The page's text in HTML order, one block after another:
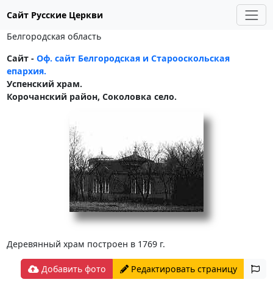
Сайт Русские Церкви
Белгородская область
Сайт - Оф. сайт Белгородская и Старооскольская
епархия.
Успенский храм.
Корочанский район, Соколовка село.
Деревянный храм построен в 1769 г.
Добавить фото Редактировать страницу